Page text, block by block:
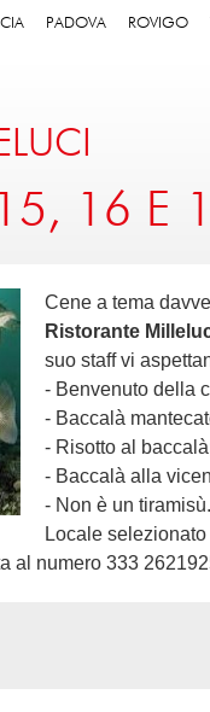
PADOVA ROVIGO
16 E
Cene a tema
Ristorante
suo staff vi
- Benvenuto della
- Baccalà
- Risotto al
- Baccalà alla
- Non è un tiramisù.
Locale
al numero 333